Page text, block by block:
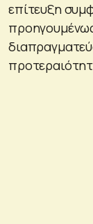
επίτευξη